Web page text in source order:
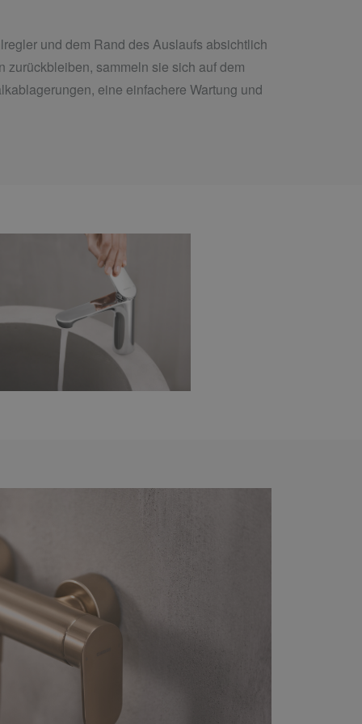
und dem Rand des Auslaufs absichtlich
zurückbleiben, sammeln sie sich auf dem
eine einfachere Wartung und